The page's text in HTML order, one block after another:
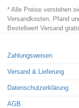
* Alle Preise verstehen
Versandkosten, Pfand
Bestellwert Versand
Zahlungsweisen
Versand & Lieferung
Datenschutzerklärung
AGB